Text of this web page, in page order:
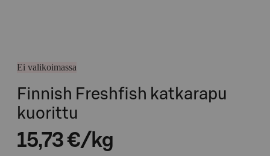
Ei valikoimassa
Finnish Freshfish katkarapu
kuorittu
15,73 €/kg